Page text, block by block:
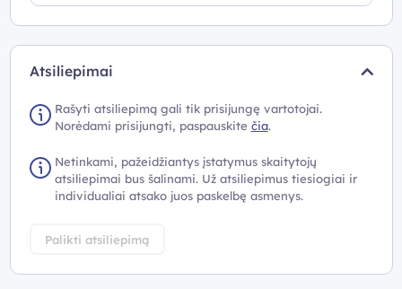
Atsiliepimai
Rašyti atsiliepimą gali tik prisijungę vartotojai.
Norėdami prisijungti, paspauskite čia.
Netinkami, pažeidžiantys įstatymus skaitytojų
atsiliepimai bus šalinami. Už atsiliepimus tiesiogiai ir
individualiai atsako juos paskelbę asmenys.
Palikti atsiliepimą